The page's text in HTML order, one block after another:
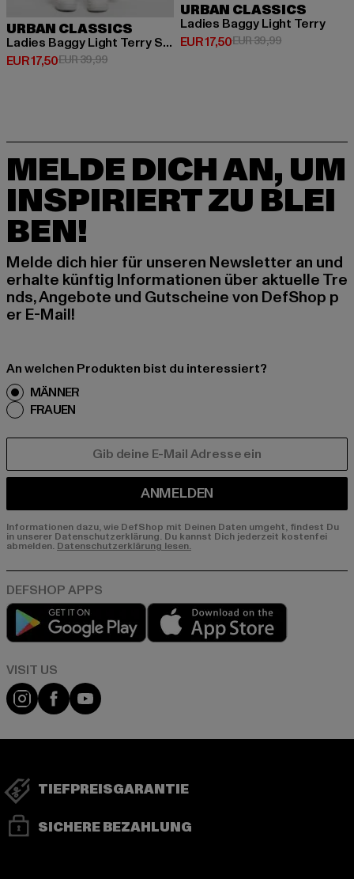
URBAN CLASSICS
Ladies Baggy Light Terry Sweat Pants
EUR 17,50
Derzeitiger Preis: EUR 17,50
EUR 39,99Aktionspreis: EUR 39,99
URBAN CLASSICS
Ladies Baggy Light Terry
EUR 17,50
Derzeitiger Preis: EUR 17,50
EUR 39,99Aktionspreis:
MELDE DICH AN, UM
INSPIRIERT ZU BLEI
BEN!
Melde dich hier für unseren Newsletter an und
erhalte künftig Informationen über aktuelle Tre
nds, Angebote und Gutscheine von DefShop p
er E-Mail!
An welchen Produkten bist du interessiert?
MÄNNER
FRAUEN
ANMELDEN
Informationen dazu, wie DefShop mit Deinen Daten umgeht, findest Du
in unserer Datenschutzerklärung. Du kannst Dich jederzeit kostenfei
abmelden. Datenschutzerklärung lesen.
Play market
Visit our Instagram page:
Visit our Facebook page:
Visit our YouTube channel:
TIEFPREISGARANTIE
SICHERE BEZAHLUNG